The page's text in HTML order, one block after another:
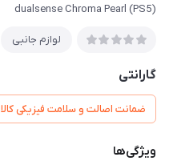
dualsense Chroma Pearl (PS5)
لوازم جانبی
گارانتی
ضمانت اصالت و سلامت فیزیکی کالا
ویژگی‌ها